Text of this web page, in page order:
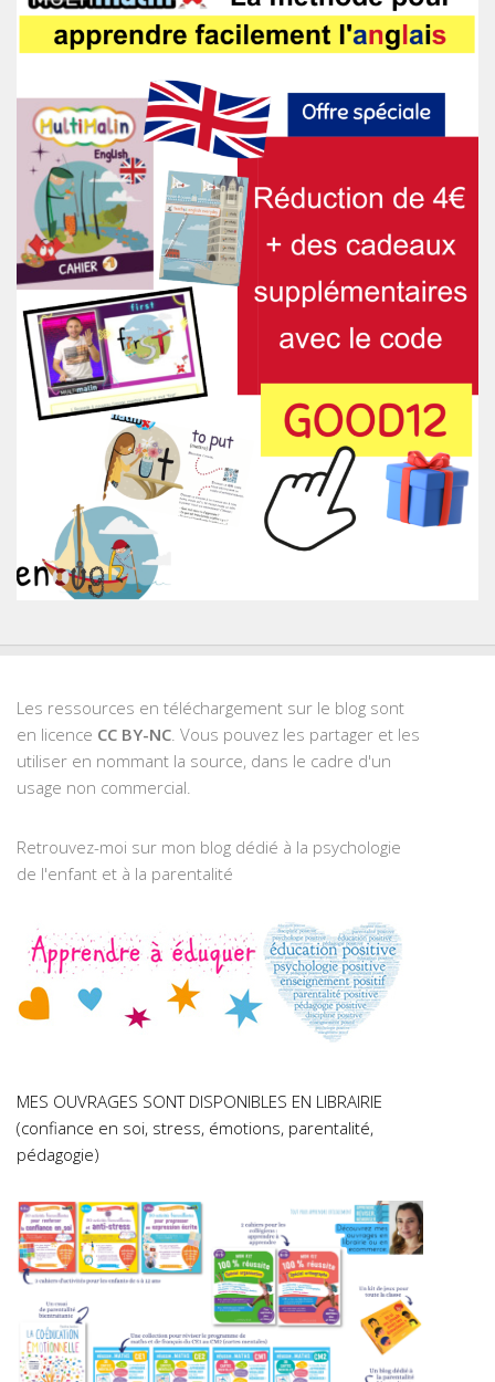
Les ressources en téléchargement sur le blog sont
en licence CC BY-NC . Vous pouvez les partager et les
utiliser en nommant la source, dans le cadre d'un
usage non commercial.
Retrouvez-moi sur mon blog dédié à la psychologie
de l'enfant et à la parentalité
MES OUVRAGES SONT DISPONIBLES EN LIBRAIRIE
(confiance en soi, stress, émotions, parentalité,
pédagogie)